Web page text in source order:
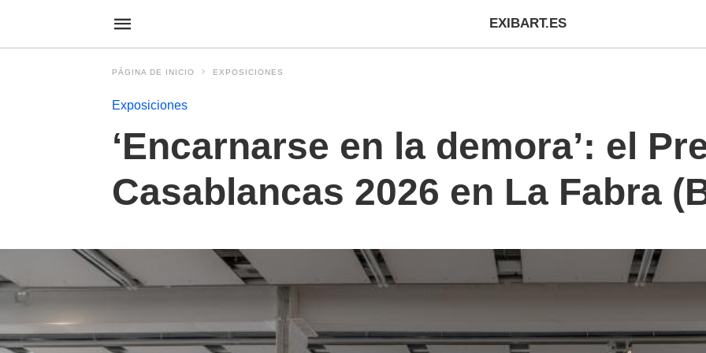
EXIBART.ES
PÁGINA DE INICIO EXPOSICIONES
Exposiciones
‘Encarnarse en la demora’: el
Casablancas 2026 en La Fabra